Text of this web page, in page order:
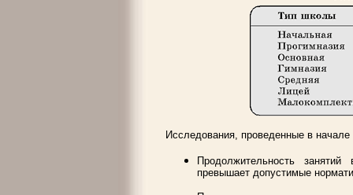
Исследования, проведенные в начале
Продолжительность
превышает допустимые